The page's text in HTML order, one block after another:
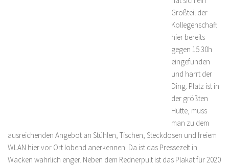
Großteil der
Kollegenschaft
hier bereits
gegen 15.30h
eingefunden
und harrt der
Ding. Platz ist in
der größten
Hütte, muss
man zu dem
ausreichenden Angebot an Stühlen, Tischen, Steckdosen und freiem
WLAN hier vor Ort lobend anerkennen. Da ist das Pressezelt in
Wacken wahrlich enger. Neben dem Rednerpult ist das Plakat für 2020